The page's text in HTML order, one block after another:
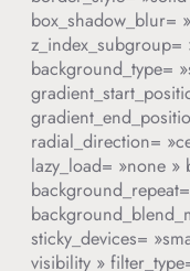
box_shadow_blur=
z_index_subgroup=
background_type=
radial_direction=
lazy_load= »none
sticky_devices=
visibility »